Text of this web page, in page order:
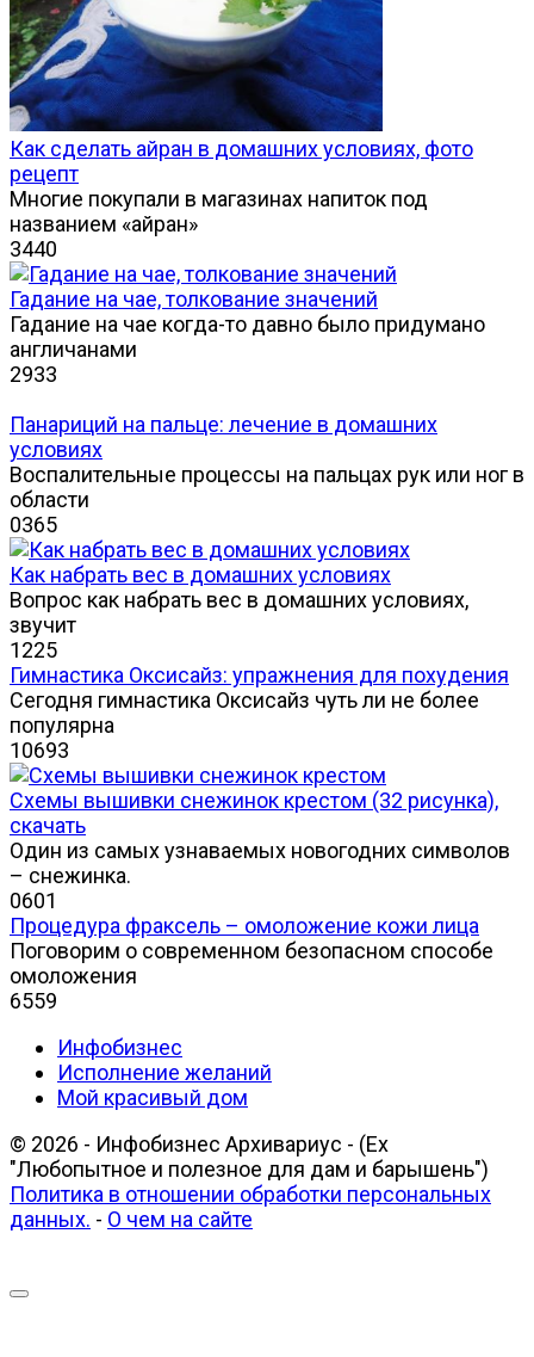
Как сделать айран в домашних условиях, фото
рецепт
Многие покупали в магазинах напиток под
названием «айран»
3440
Гадание на чае, толкование значений
Гадание на чае когда-то давно было придумано
англичанами
2933
Панариций на пальце: лечение в домашних
условиях
Воспалительные процессы на пальцах рук или ног в
области
0365
Как набрать вес в домашних условиях
Вопрос как набрать вес в домашних условиях,
звучит
1225
Гимнастика Оксисайз: упражнения для похудения
Сегодня гимнастика Оксисайз чуть ли не более
популярна
10693
Схемы вышивки снежинок крестом (32 рисунка),
скачать
Один из самых узнаваемых новогодних символов
– снежинка.
0601
Процедура фраксель – омоложение кожи лица
Поговорим о современном безопасном способе
омоложения
6559
Инфобизнес
Исполнение желаний
Мой красивый дом
© 2026 - Инфобизнес Архивариус - (Ex
"Любопытное и полезное для дам и барышень")
Политика в отношении обработки персональных
данных. - О чем на сайте